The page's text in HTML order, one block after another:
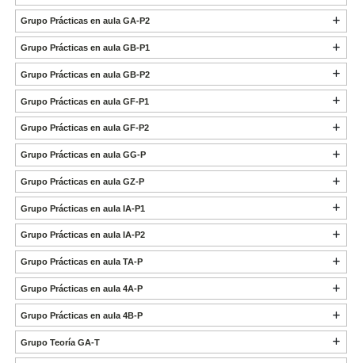
Grupo Prácticas en aula GA-P2
Grupo Prácticas en aula GB-P1
Grupo Prácticas en aula GB-P2
Grupo Prácticas en aula GF-P1
Grupo Prácticas en aula GF-P2
Grupo Prácticas en aula GG-P
Grupo Prácticas en aula GZ-P
Grupo Prácticas en aula IA-P1
Grupo Prácticas en aula IA-P2
Grupo Prácticas en aula TA-P
Grupo Prácticas en aula 4A-P
Grupo Prácticas en aula 4B-P
Grupo Teoría GA-T